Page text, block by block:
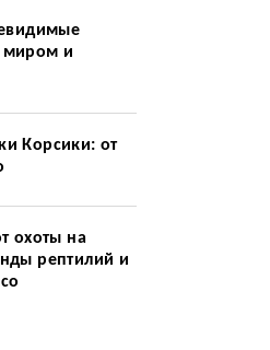
миром и
Корсики: от
охоты на
рептилий и